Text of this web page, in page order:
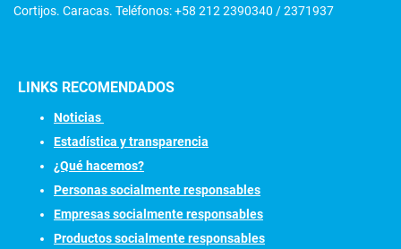
Cortijos. Caracas. Teléfonos: +58 212 2390340 / 2371937
LINKS RECOMENDADOS
Noticias
Estadística y transparencia
¿Qué hacemos?
Personas socialmente responsables
Empresas socialmente responsables
Productos socialmente responsables